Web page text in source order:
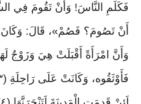
فَكَلِّمِ النَّاسَ! وَأَنْ تَقُومَ فِي
أَنْ تَصُومَ؟ فَصُمْ»، قَالَ:
وَأَنَّ امْرَأَةً أَقْبَلَتْ هِيَ وَزَوْجٌ